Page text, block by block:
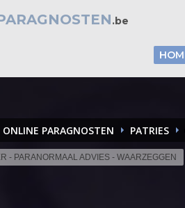
.be
ONLINE PARAGNOSTEN PATRIES
- PARANORMAAL ADVIES - WAARZEGGEN